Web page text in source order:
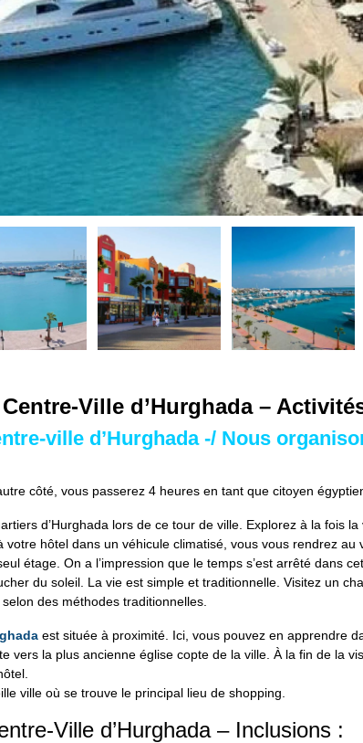
Ville d’Hurghada –
ville d’Hurghada -/ Nous
côté, vous passerez 4 heures en tant que citoyen
d’Hurghada lors de ce tour de ville. Explorez à la fois
hôtel dans un véhicule climatisé, vous vous rendrez au
étage. On a l’impression que le temps s’est arrêté dans
du soleil. La vie est simple et traditionnelle. Visitez un
des méthodes traditionnelles.
est située à proximité. Ici, vous pouvez en apprendre
vers la plus ancienne église copte de la ville. À la fin de la
ville où se trouve le principal lieu de shopping.
Ville d’Hurghada – Inclusions :